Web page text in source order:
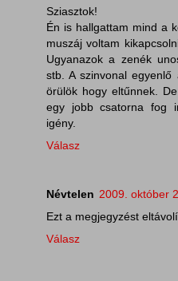
Sziasztok!
Én is hallgattam mind a
muszáj voltam
Ugyanazok a zenék
stb. A szinvonal
örülök hogy eltűnnek.
egy jobb csatorna fog
igény.
Válasz
Névtelen 2009. október
Ezt a megjegyzést
Válasz